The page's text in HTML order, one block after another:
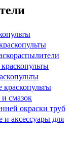
краскопульты
смазок
окраски труб
аксессуары для